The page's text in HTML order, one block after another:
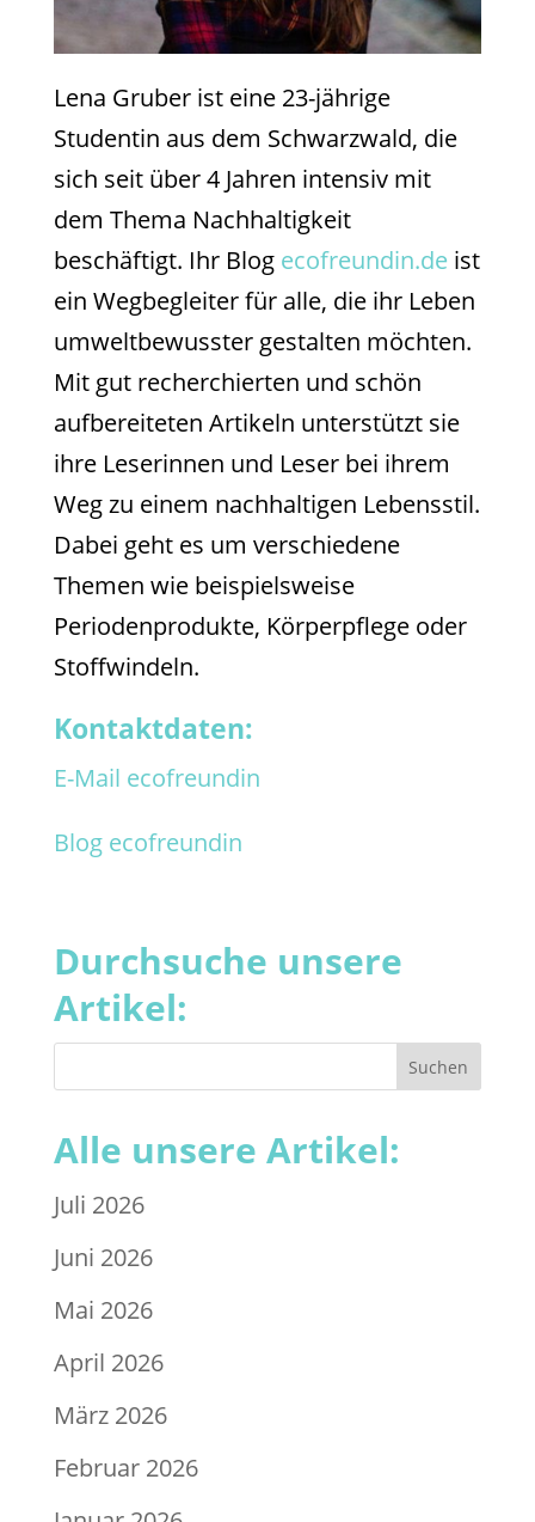
Lena Gruber ist eine 23-jährige
Studentin aus dem Schwarzwald, die
sich seit über 4 Jahren intensiv mit
dem Thema Nachhaltigkeit
beschäftigt. Ihr Blog ecofreundin.deist
ein Wegbegleiter für alle, die ihr Leben
umweltbewusster gestalten möchten.
Mit gut recherchierten und schön
aufbereiteten Artikeln unterstützt sie
ihre Leserinnen und Leser bei ihrem
Weg zu einem nachhaltigen Lebensstil.
Dabei geht es um verschiedene
Themen wie beispielsweise
Periodenprodukte, Körperpflege oder
Stoffwindeln.
Kontaktdaten:
E-Mail ecofreundin
Blog ecofreundin
Durchsuche unsere
Artikel:
Alle unsere Artikel:
Juli 2026
Juni 2026
Mai 2026
April 2026
März 2026
Februar 2026